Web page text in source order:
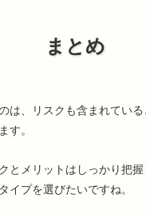
まとめ
は、リスクも含まれてい
す。
とメリットはしっかり把
イプを選びたいですね。